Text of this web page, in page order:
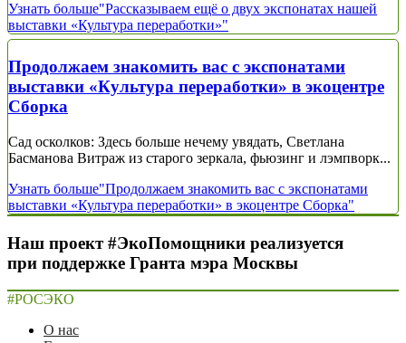
Узнать больше"Рассказываем ещё о двух экспонатах нашей
выставки «Культура переработки»"
Продолжаем знакомить вас с экспонатами
выставки «Культура переработки» в экоцентре
Сборка
Сад осколков: Здесь больше нечему увядать, Светлана
Басманова Витраж из старого зеркала, фьюзинг и лэмпворк...
Узнать больше"Продолжаем знакомить вас с экспонатами
выставки «Культура переработки» в экоцентре Сборка"
Наш проект #ЭкоПомощники реализуется
при поддержке Гранта мэра Москвы
#РОСЭКО
О нас